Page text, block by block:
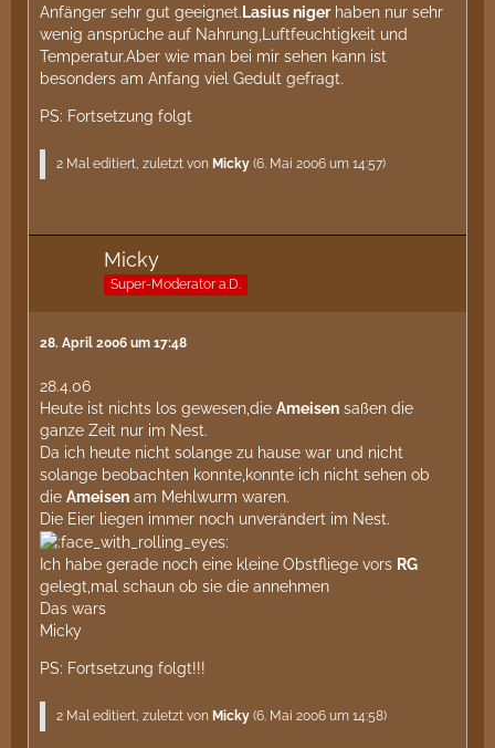
Anfänger sehr gut geeignet. Lasius nigerhaben nur sehr
wenig ansprüche auf Nahrung,Luftfeuchtigkeit und
Temperatur.Aber wie man bei mir sehen kann ist
besonders am Anfang viel Gedult gefragt.
PS: Fortsetzung folgt
2 Mal editiert, zuletzt von Micky (6. Mai 2006 um 14:57)
Micky
Super-Moderator a.D.
28. April 2006 um 17:48
28.4.06
Heute ist nichts los gewesen,die Ameisen saßen die
ganze Zeit nur im Nest.
Da ich heute nicht solange zu hause war und nicht
solange beobachten konnte,konnte ich nicht sehen ob
die Ameisen am Mehlwurm waren.
Die Eier liegen immer noch unverändert im Nest.
Ich habe gerade noch eine kleine Obstfliege vors RG
gelegt,mal schaun ob sie die annehmen
Das wars
Micky
PS: Fortsetzung folgt!!!
2 Mal editiert, zuletzt von Micky (6. Mai 2006 um 14:58)